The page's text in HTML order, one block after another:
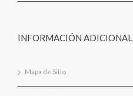
INFORMACIÓN ADICIONAL
Mapa de Sitio